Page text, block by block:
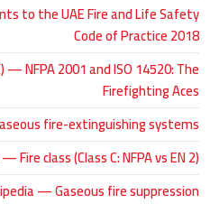
to the UAE Fire and Life Safety
Code of Practice 2018
— NFPA 2001 and ISO 14520: The
Firefighting Aces
fire-extinguishing systems
Fire class (Class C: NFPA vs EN 2)
— Gaseous fire suppression